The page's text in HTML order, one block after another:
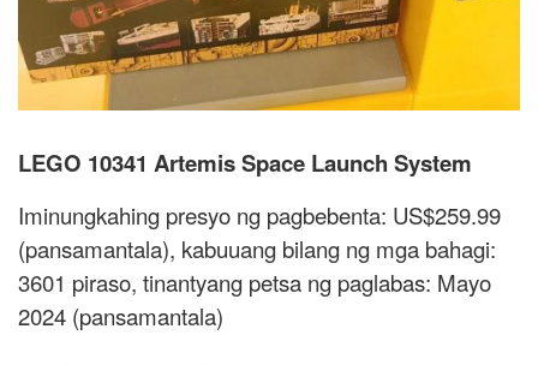
LEGO 10341 Artemis Space Launch System
Iminungkahing presyo ng pagbebenta: US$259.99
(pansamantala), kabuuang bilang ng mga bahagi:
3601 piraso, tinantyang petsa ng paglabas: Mayo
2024 (pansamantala)